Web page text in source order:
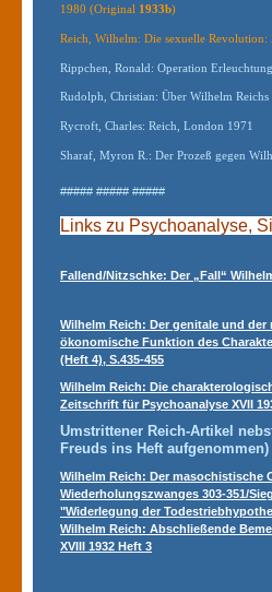
1980 (Original 1933b)
Reich, Wilhelm: Die sexuelle
Rippchen, Ronald: Operation
Rudolph, Christian: Über Wilhelm
Rycroft, Charles: Reich, London 1971
Sharaf, Myron R.: Der Prozeß gegen
##### ##### #####
Links zu Psychoanalyse,
Fallend/Nitzschke: Der „Fall“
Wilhelm Reich: Der genitale und
ökonomische Funktion des
(Heft 4), S.435-455
Wilhelm Reich: Die
Zeitschrift für Psychoanalyse XVII
Umstrittener Reich-Artikel
Freuds ins Heft
Wilhelm Reich: Der masochistische
Wiederholungszwanges 303-351/
"Widerlegung der
Wilhelm Reich: Abschließende
XVIII 1932 Heft 3